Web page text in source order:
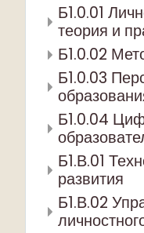
Б1.0.01
теория и
Б1.0.02
Б1.0.03
Б1.0.04
Б1.В.01
развития
Б1.В.02